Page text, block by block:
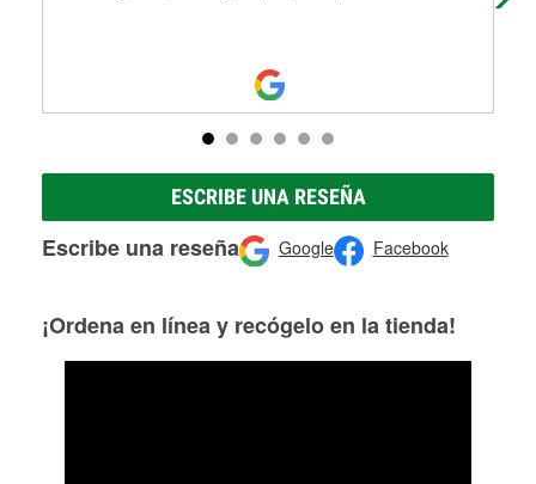
ESCRIBE UNA RESEÑA
Escribe una reseña Google Facebook
¡Ordena en línea y recógelo en la tienda!